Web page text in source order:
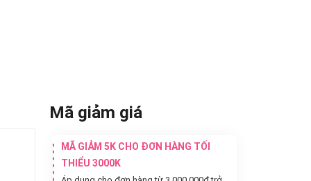
Mã giảm giá
MÃ GIẢM 5K CHO ĐƠN HÀNG TỐI
THIỂU 3000K